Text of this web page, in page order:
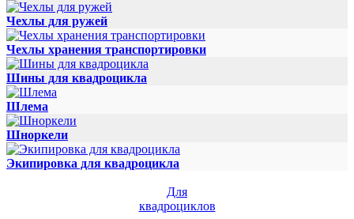
Чехлы для ружей
Чехлы хранения транспортировки
Шины для квадроцикла
Шлема
Шноркели
Экипировка для квадроцикла
Для
квадроциклов